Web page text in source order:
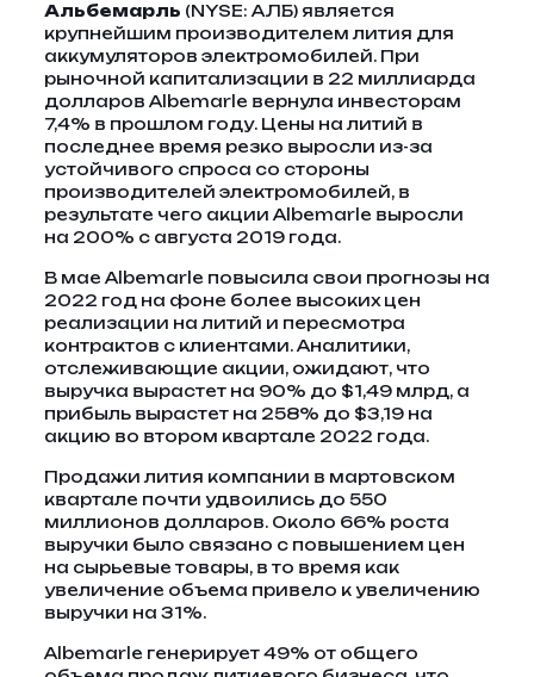
Альбемарль (NYSE: АЛБ) является
крупнейшим производителем лития для
аккумуляторов электромобилей. При
рыночной капитализации в 22 миллиарда
долларов Albemarle вернула инвесторам
7,4% в прошлом году. Цены на литий в
последнее время резко выросли из-за
устойчивого спроса со стороны
производителей электромобилей, в
результате чего акции Albemarle выросли
на 200% с августа 2019 года.
В мае Albemarle повысила свои прогнозы на
2022 год на фоне более высоких цен
реализации на литий и пересмотра
контрактов с клиентами. Аналитики,
отслеживающие акции, ожидают, что
выручка вырастет на 90% до $1,49 млрд, а
прибыль вырастет на 258% до $3,19 на
акцию во втором квартале 2022 года.
Продажи лития компании в мартовском
квартале почти удвоились до 550
миллионов долларов. Около 66% роста
выручки было связано с повышением цен
на сырьевые товары, в то время как
увеличение объема привело к увеличению
выручки на 31%.
Albemarle генерирует 49% от общего